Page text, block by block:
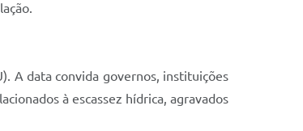
A data convida governos, instituições
à escassez hídrica, agravados